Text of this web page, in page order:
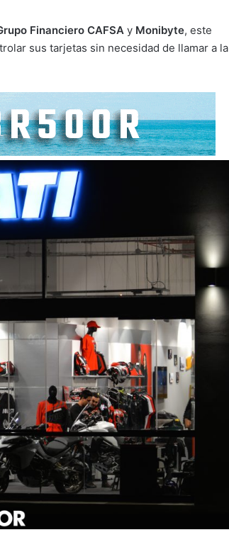
Financiero CAFSA y Monibyte, este
sus tarjetas sin necesidad de llamar a la